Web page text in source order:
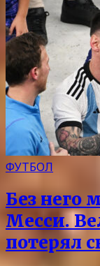
ФУТБОЛ
Без него
Месси.
потерял